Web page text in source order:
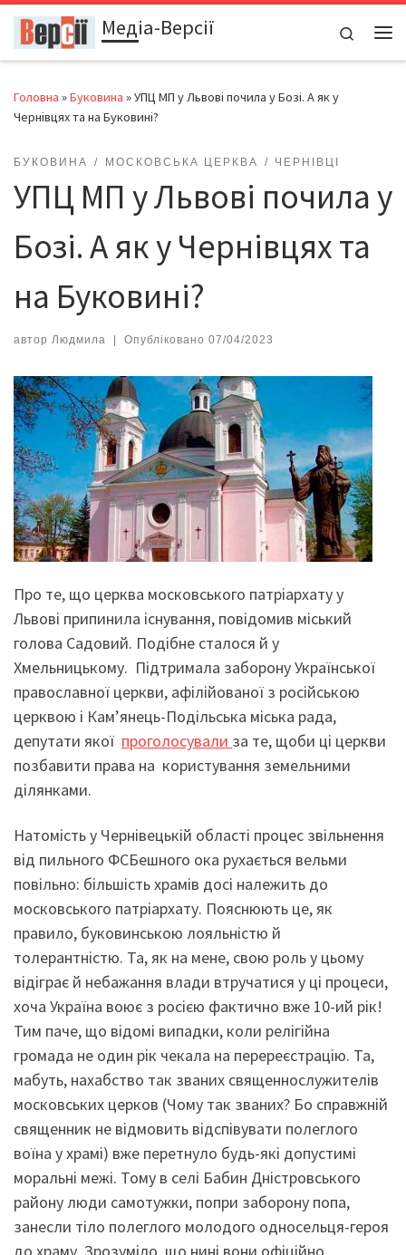
Перейти до вмістуМедіа-Версії
Search
Головна »Буковина »УПЦ МП у Львові почила у Бозі. А як у
Чернівцях та на Буковині?
БУКОВИНА МОСКОВСЬКА ЦЕРКВА ЧЕРНІВЦІ
УПЦ МП у Львові почила у
Бозі. А як у Чернівцях та
на Буковині?
автор Людмила | Опубліковано 07/04/2023
Про те, що церква московського патріархату у
Львові припинила існування, повідомив міський
голова Садовий. Подібне сталося й у
Хмельницькому. Підтримала заборону Української
православної церкви, афілійованої з російською
церквою і Кам’янець-Подільська міська рада,
депутати якої проголосували за те, щоби ці церкви
позбавити права на користування земельними
ділянками.
Натомість у Чернівецькій області процес звільнення
від пильного ФСБешного ока рухається вельми
повільно: більшість храмів досі належить до
московського патріархату. Пояснюють це, як
правило, буковинською лояльністю й
толерантністю. Та, як на мене, свою роль у цьому
відіграє й небажання влади втручатися у ці процеси,
хоча Україна воює з росією фактично вже 10-ий рік!
Тим паче, що відомі випадки, коли релігійна
громада не один рік чекала на перереєстрацію. Та,
мабуть, нахабство так званих священнослужителів
московських церков (Чому так званих? Бо справжній
священник не відмовить відспівувати полеглого
воїна у храмі) вже перетнуло будь-які допустимі
моральні межі. Тому в селі Бабин Дністровського
району люди самотужки, попри заборону попа,
занесли тіло полеглого молодого односельця-героя
до храму. Зрозуміло, що нині вони офіційно